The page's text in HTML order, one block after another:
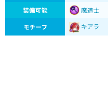
装備可能
魔道士
モチーフ
キアラ